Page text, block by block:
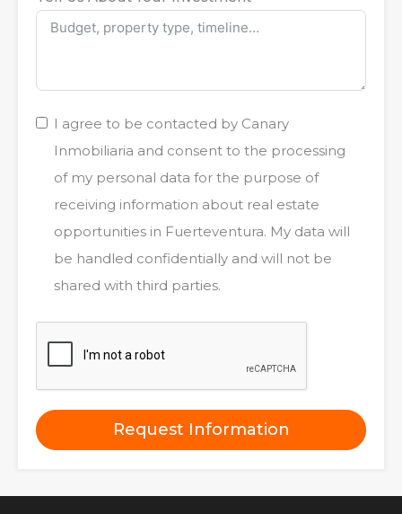
I agree to be contacted by Canary
Inmobiliaria and consent to the processing
of my personal data for the purpose of
receiving information about real estate
opportunities in Fuerteventura. My data will
be handled confidentially and will not be
shared with third parties.
Request Information